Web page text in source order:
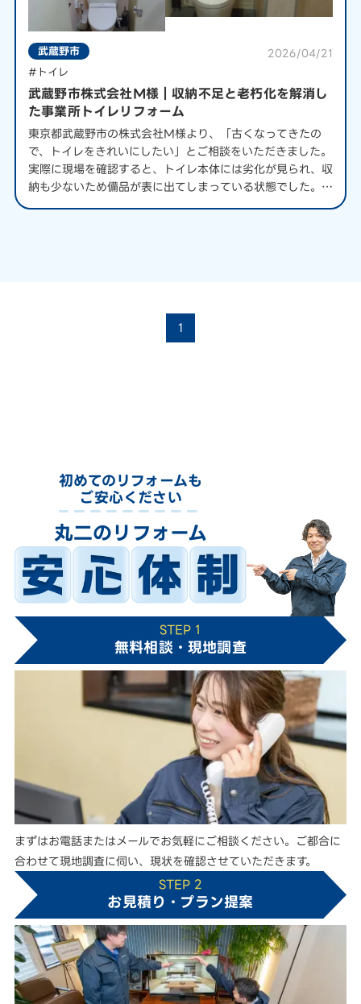
武蔵野市
#トイレ
2026/04/21
武蔵野市株式会社M様｜収納不足と老朽化を解消し
た事業所トイレリフォーム
東京都武蔵野市の株式会社M様より、「古くなってきたの
で、トイレをきれいにしたい」とご相談をいただきました。
実際に現場を確認すると、トイレ本体には劣化が見られ、収
納も少ないため備品が表に出てしまっている状態でした。手
1
初めてのリフォームも
ご安心ください
丸二のリフォーム
STEP 1
無料相談・現地調査
まずはお電話またはメールでお気軽にご相談ください。ご都合に
合わせて現地調査に伺い、現状を確認させていただきます。
STEP 2
お見積り・プラン提案